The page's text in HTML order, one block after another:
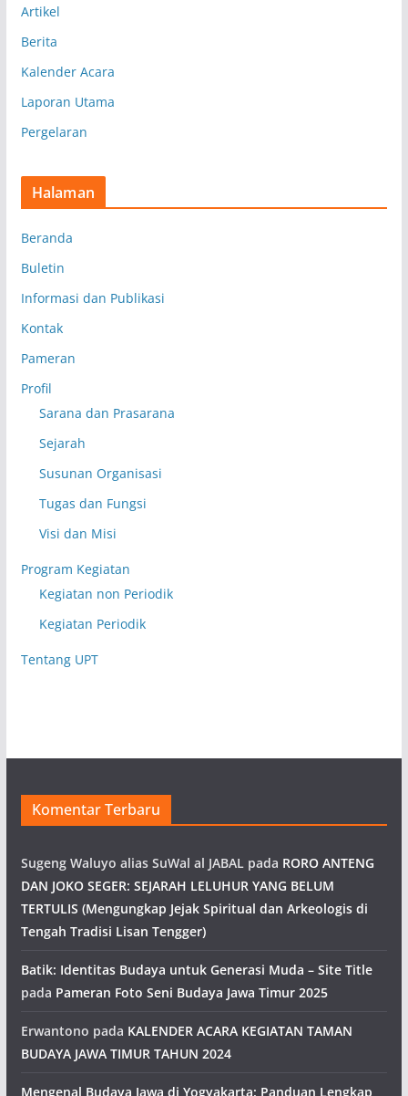
Artikel
Berita
Kalender Acara
Laporan Utama
Pergelaran
Halaman
Beranda
Buletin
Informasi dan Publikasi
Kontak
Pameran
Profil
Sarana dan Prasarana
Sejarah
Susunan Organisasi
Tugas dan Fungsi
Visi dan Misi
Program Kegiatan
Kegiatan non Periodik
Kegiatan Periodik
Tentang UPT
Komentar Terbaru
Sugeng Waluyo alias SuWal al JABALpada RORO ANTENG
DAN JOKO SEGER: SEJARAH LELUHUR YANG BELUM
TERTULIS (Mengungkap Jejak Spiritual dan Arkeologis di
Tengah Tradisi Lisan Tengger)
Batik: Identitas Budaya untuk Generasi Muda – Site Title
pada Pameran Foto Seni Budaya Jawa Timur 2025
Erwantono pada KALENDER ACARA KEGIATAN TAMAN
BUDAYA JAWA TIMUR TAHUN 2024
Mengenal Budaya Jawa di Yogyakarta: Panduan Lengkap